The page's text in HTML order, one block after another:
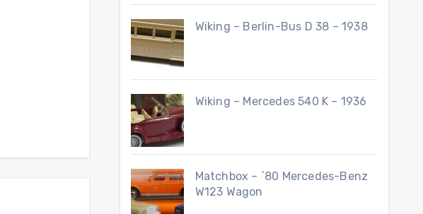
Wiking – Berlin-Bus D 38 – 1938
Wiking – Mercedes 540 K – 1936
Matchbox – ´80 Mercedes-Benz
W123 Wagon